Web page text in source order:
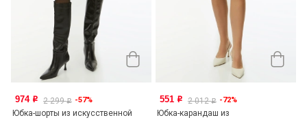
974 o 2 299o -57%
Юбка-шорты из искусственной
551 o 2 012o -72%
Юбка-карандаш из